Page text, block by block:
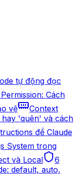
tự động đọc
Cách
vệ
Context
hay 'quên' và cách
để Claude
System trong
và Local
6
default, auto,